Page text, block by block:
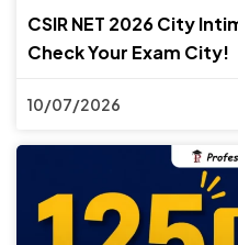
CSIR NET 2026 City
Check Your Exam City!
10/07/2026